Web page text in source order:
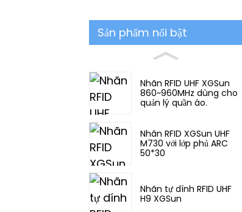
Sản phẩm nổi bật
Nhãn RFID UHF XGSun
860~960MHz dùng cho
quản lý quần áo.
Nhãn RFID XGSun UHF
M730 với lớp phủ ARC
50*30
Nhãn tự dính RFID UHF
H9 XGSun